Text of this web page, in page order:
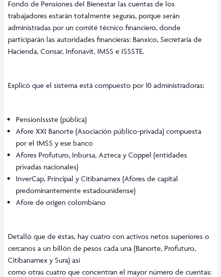
Fondo de Pensiones del Bienestar las cuentas de los
trabajadores estarán totalmente seguras, porque serán
administradas por un comité técnico financiero, donde
participarán las autoridades financieras: Banxico, Secretaría de
Hacienda, Consar, Infonavit, IMSS e ISSSTE.
Explicó que el sistema está compuesto por 10 administradoras:
PensionIssste (pública)
Afore XXI Banorte (Asociación público-privada) compuesta
por el IMSS y ese banco
Afores Profuturo, Inbursa, Azteca y Coppel (entidades
privadas nacionales)
InverCap, Principal y Citibanamex (Afores de capital
predominantemente estadounidense)
Afore de origen colombiano
Detalló que de éstas, hay cuatro con activos netos superiores o
cercanos a un billón de pesos cada una (Banorte, Profuturo,
Citibanamex y Sura) así
como otras cuatro que concentran el mayor número de cuentas: